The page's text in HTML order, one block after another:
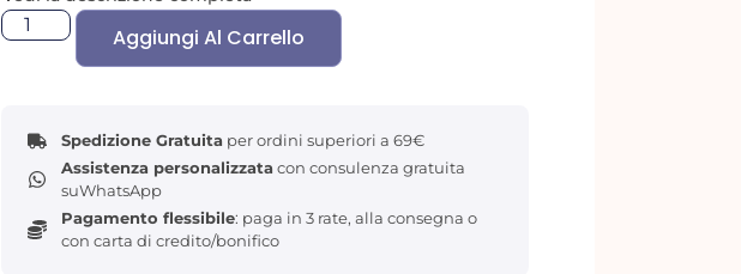
professionale.
Aggiungi Al Carrello
Spedizione Gratuita per ordini superiori a 69€
Assistenza personalizzata con consulenza gratuita
suWhatsApp
Pagamento flessibile: paga in 3 rate, alla consegna o
con carta di credito/bonifico